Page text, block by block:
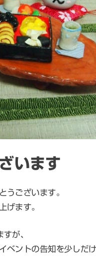
います
うございます。
げます。
が、
ントの告知を少しだ